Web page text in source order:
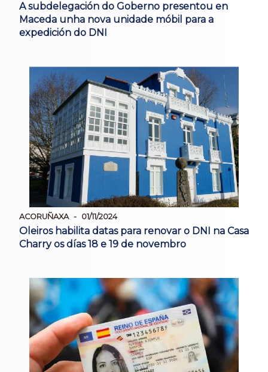
A subdelegación do Goberno presentou en
Maceda unha nova unidade móbil para a
expedición do DNI
ACORUÑAXA 01/11/2024
Oleiros habilita datas para renovar o DNI na Casa
Charry os días 18 e 19 de novembro